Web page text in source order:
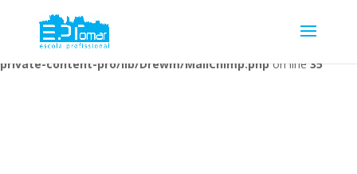
Warning: Undefined array key 1 in
/home/escolaprofission/public_html/wp-content/plugins/wp-
private-content-pro/lib/Drewm/MailChimp.phpon line35